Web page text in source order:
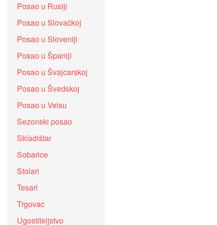
Posao u Rusiji
Posao u Slovačkoj
Posao u Sloveniji
Posao u Španiji
Posao u Švajcarskoj
Posao u Švedskoj
Posao u Velsu
Sezonski posao
Skladištar
Sobarice
Stolari
Tesari
Trgovac
Ugostiteljstvo